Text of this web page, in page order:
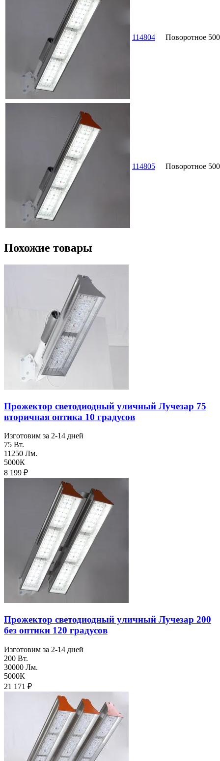
114804 Поворотное
114805 Поворотное
Похожие товары
Прожектор светодиодный уличный Лучезар 75
вторичная оптика 10 градусов
Изготовим за 2-14 дней
75 Вт.
11250 Лм.
5000К
8 199 ₽
Прожектор светодиодный уличный Лучезар 200
без оптики 120 градусов
Изготовим за 2-14 дней
200 Вт.
30000 Лм.
5000К
21 171 ₽